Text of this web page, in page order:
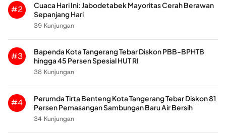
#2
Cuaca Hari Ini: Jabodetabek Mayoritas Cerah Berawan
Sepanjang Hari
39 Kunjungan
#3
Bapenda Kota Tangerang Tebar Diskon PBB-BPHTB
hingga 45 Persen Spesial HUT RI
38 Kunjungan
#4
Perumda Tirta Benteng Kota Tangerang Tebar Diskon 81
Persen Pemasangan Sambungan Baru Air Bersih
34 Kunjungan